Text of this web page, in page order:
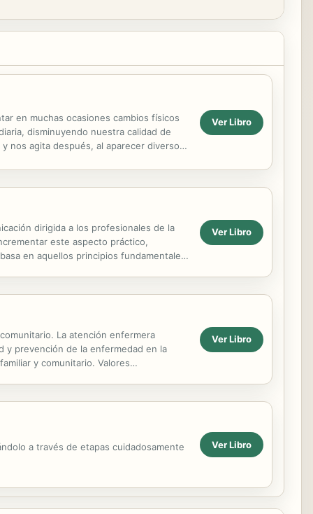
en muchas ocasiones cambios físicos
disminuyendo nuestra calidad de
nos agita después, al aparecer diversos
Ver Libro
dirigida a los profesionales de la
este aspecto práctico,
en aquellos principios fundamentales
Ver Libro
comunitario. La atención enfermera
y prevención de la enfermedad en la
y comunitario. Valores
Ver Libro
a través de etapas cuidadosamente Ver Libro